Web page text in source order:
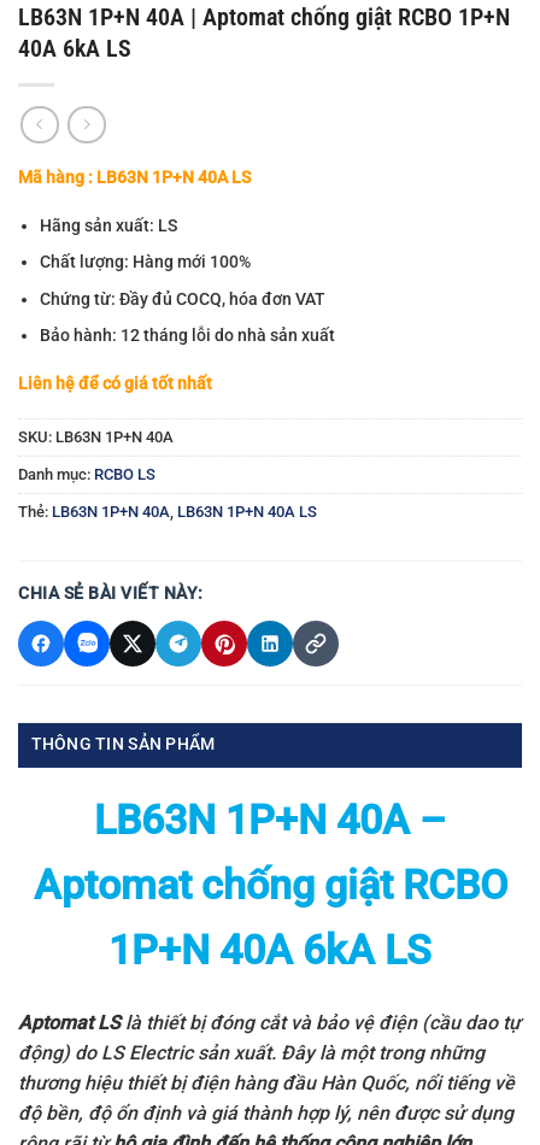
LB63N 1P+N 40A | Aptomat chống giật RCBO 1P+N
40A 6kA LS
Mã hàng : LB63N 1P+N 40A LS
Hãng sản xuất: LS
Chất lượng: Hàng mới 100%
Chứng từ: Đầy đủ COCQ, hóa đơn VAT
Bảo hành: 12 tháng lỗi do nhà sản xuất
Liên hệ để có giá tốt nhất
SKU: LB63N 1P+N 40A
Danh mục: RCBO LS
Thẻ: LB63N 1P+N 40A, LB63N 1P+N 40A LS
CHIA SẺ BÀI VIẾT NÀY:
THÔNG TIN SẢN PHẨM
LB63N 1P+N 40A –
Aptomat chống giật RCBO
1P+N 40A 6kA LS
Aptomat LSlà thiết bị đóng cắt và bảo vệ điện (cầu dao tự
động) do LS Electricsản xuất. Đây là một trong những
thương hiệu thiết bị điện hàng đầu Hàn Quốc, nổi tiếng về
độ bền, độ ổn định và giá thành hợp lý, nên được sử dụng